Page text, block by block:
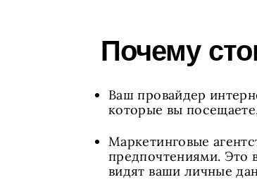
Почему
Ваш провайдер
которые вы
Маркетинговые
предпочтениями. Это
видят ваши личные